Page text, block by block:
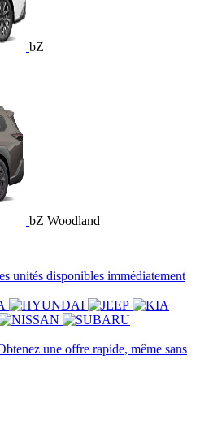
bZ
bZ Woodland
unités disponibles immédiatement
une offre rapide, même sans